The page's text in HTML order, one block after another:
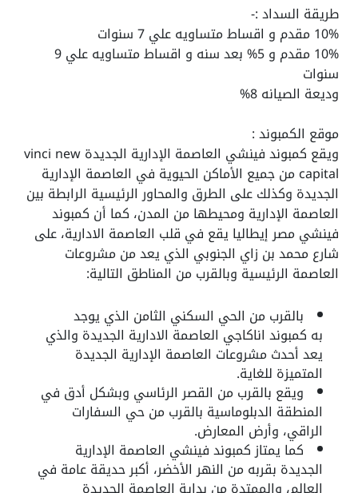
طريقة السداد :-
10% مقدم و اقساط متساويه علي 7 سنوات
10% مقدم و 5% بعد سنه و اقساط متساويه علي 9
سنوات
وديعة الصيانه 8%
موقع الكمبوند :
ويقع كمبوند فينشي العاصمة الإدارية الجديدةvinci new
capital من جميع الأماكن الحيوية في العاصمة الإدارية
الجديدة وكذلك على الطرق والمحاور الرئيسية الرابطة بين
العاصمة الإدارية ومحيطها من المدن، كما أن كمبوند
فينشي مصر إيطاليا يقع في قلب العاصمة الادارية، على
شارع محمد بن زاي الجنوبي الذي يعد من مشروعات
العاصمة الرئيسية وبالقرب من المناطق التالية:
بالقرب من الحي السكني الثامن الذي يوجد
به كمبوند اناكاجي العاصمة الادارية الجديدة والذي
يعد أحدث مشروعات العاصمة الإدارية الجديدة
المتميزة للغاية.
ويقع بالقرب من القصر الرئاسي وبشكل أدق في
المنطقة الدبلوماسية بالقرب من حي السفارات
الراقي، وأرض المعارض.
كما يمتاز كمبوند فينشي العاصمة الإدارية
الجديدة بقربه من النهر الأخضر، أكبر حديقة عامة في